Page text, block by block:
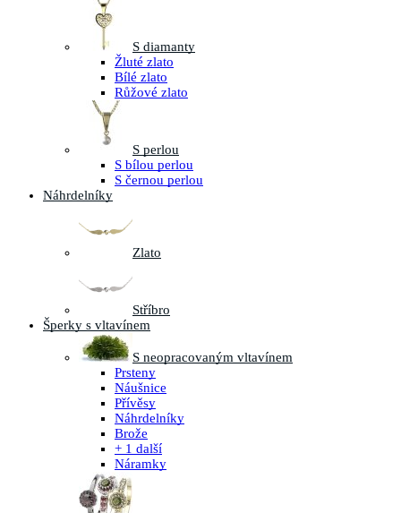
S diamanty
Žluté zlato
Bílé zlato
Růžové zlato
S perlou
S bílou perlou
S černou perlou
Náhrdelníky
Zlato
Stříbro
Šperky s vltavínem
S neopracovaným vltavínem
Prsteny
Náušnice
Přívěsy
Náhrdelníky
Brože
+ 1 další
Náramky